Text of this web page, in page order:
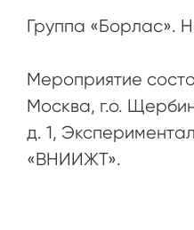
Группа «Борлас».
Мероприятие
Москва, г.о.
д. 1,
«ВНИИЖТ».